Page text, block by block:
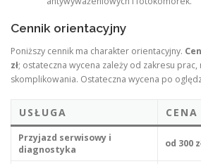
Cennik orientacyjny
Poniższy cennik ma charakter orientacyjny.
zł; ostateczna wycena zależy od zakresu
skomplikowania. Ostateczna wycena po
USŁUGA
Przyjazd serwisowy i
diagnostyka
od 300